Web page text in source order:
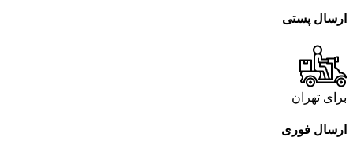
ارسال پستی
برای تهران
ارسال فوری